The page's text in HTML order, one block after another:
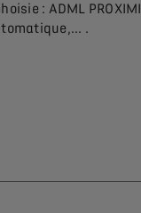
: ADML
.